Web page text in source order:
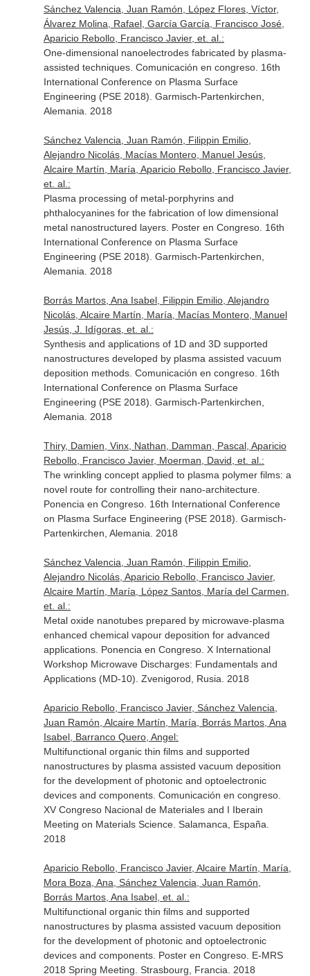
Sánchez Valencia, Juan Ramón, López Flores, Víctor,
Álvarez Molina, Rafael, García García, Francisco José,
Aparicio Rebollo, Francisco Javier, et. al.:
One-dimensional nanoelectrodes fabricated by plasma-
assisted techniques. Comunicación en congreso. 16th
International Conference on Plasma Surface
Engineering (PSE 2018). Garmisch-Partenkirchen,
Alemania. 2018
Sánchez Valencia, Juan Ramón, Filippin Emilio,
Alejandro Nicolás, Macías Montero, Manuel Jesús,
Alcaire Martín, María, Aparicio Rebollo, Francisco Javier,
et. al.:
Plasma processing of metal-porphyrins and
phthalocyanines for the fabrication of low dimensional
metal nanostructured layers. Poster en Congreso. 16th
International Conference on Plasma Surface
Engineering (PSE 2018). Garmisch-Partenkirchen,
Alemania. 2018
Borrás Martos, Ana Isabel, Filippin Emilio, Alejandro
Nicolás, Alcaire Martín, María, Macías Montero, Manuel
Jesús, J. Idígoras, et. al.:
Synthesis and applications of 1D and 3D supported
nanostructures developed by plasma assisted vacuum
deposition methods. Comunicación en congreso. 16th
International Conference on Plasma Surface
Engineering (PSE 2018). Garmisch-Partenkirchen,
Alemania. 2018
Thiry, Damien, Vinx, Nathan, Damman, Pascal, Aparicio
Rebollo, Francisco Javier, Moerman, David, et. al.:
The wrinkling concept applied to plasma polymer films: a
novel route for controlling their nano-architecture.
Ponencia en Congreso. 16th International Conference
on Plasma Surface Engineering (PSE 2018). Garmisch-
Partenkirchen, Alemania. 2018
Sánchez Valencia, Juan Ramón, Filippin Emilio,
Alejandro Nicolás, Aparicio Rebollo, Francisco Javier,
Alcaire Martín, María, López Santos, María del Carmen,
et. al.:
Metal oxide nanotubes prepared by microwave-plasma
enhanced chemical vapour deposition for advanced
applications. Ponencia en Congreso. X International
Workshop Microwave Discharges: Fundamentals and
Applications (MD-10). Zvenigorod, Rusia. 2018
Aparicio Rebollo, Francisco Javier, Sánchez Valencia,
Juan Ramón, Alcaire Martín, María, Borrás Martos, Ana
Isabel, Barranco Quero, Angel:
Multifunctional organic thin films and supported
nanostructures by plasma assisted vacuum deposition
for the development of photonic and optoelectronic
devices and components. Comunicación en congreso.
XV Congreso Nacional de Materiales and I Iberain
Meeting on Materials Science. Salamanca, España.
2018
Aparicio Rebollo, Francisco Javier, Alcaire Martín, María,
Mora Boza, Ana, Sánchez Valencia, Juan Ramón,
Borrás Martos, Ana Isabel, et. al.:
Multifunctional organic thin films and supported
nanostructures by plasma assisted vacuum deposition
for the development of photonic and optoelectronic
devices and components. Poster en Congreso. E-MRS
2018 Spring Meeting. Strasbourg, Francia. 2018